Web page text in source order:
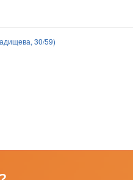
30/59)